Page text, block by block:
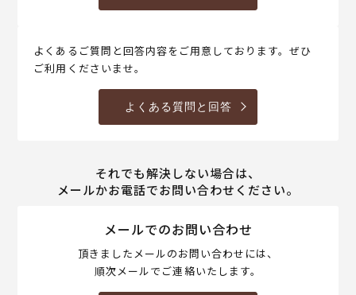
よくあるご質問と回答内容をご用意しております。ぜひ
ご利用くださいませ。
よくある質問と回答
それでも解決しない場合は、
メールかお電話でお問い合わせください。
メールでのお問い合わせ
頂きましたメールのお問い合わせには、
順次メールでご連絡いたします。